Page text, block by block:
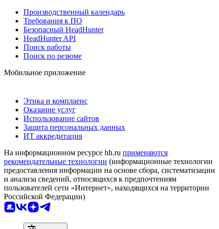
Производственный календарь
Требования к ПО
Безопасный HeadHunter
HeadHunter API
Поиск работы
Поиск по резюме
Мобильное приложение
Этика и комплаенс
Оказание услуг
Использование сайтов
Защита персональных данных
ИТ аккредитация
На информационном ресурсе hh.ru применяются
рекомендательные технологии (информационные технологии
предоставления информации на основе сбора, систематизации
и анализа сведений, относящихся к предпочтениям
пользователей сети «Интернет», находящихся на территории
Российской Федерации)